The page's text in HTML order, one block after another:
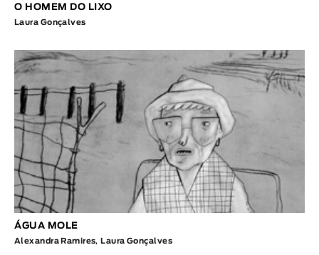
O HOMEM DO LIXO
Laura Gonçalves
ÁGUA MOLE
Alexandra Ramires, Laura Gonçalves